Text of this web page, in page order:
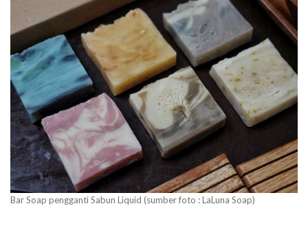
Bar Soap pengganti Sabun Liquid (sumber foto : LaLuna Soap)